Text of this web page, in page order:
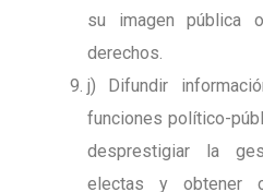
su imagen pública
derechos.
j) Difundir
funciones político-
desprestigiar la
electas y obtener